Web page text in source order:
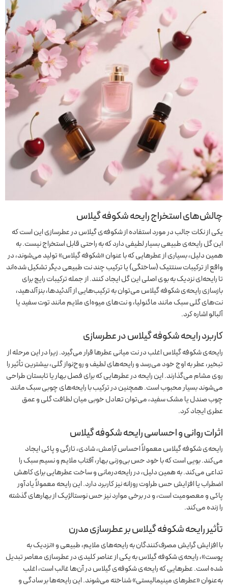
چالش‌های استخراج رایحه شکوفه گیلاس
یکی از نکات جالب در مورد استفاده از شکوفه‌ی گیلاس در عطرسازی این است که
این گل رایحه‌ی طبیعی بسیار لطیفی دارد که به راحتی قابل استخراج نیست. به
همین دلیل، بسیاری از عطرهایی که با عنوان «شکوفه گیلاس» تولید می‌شوند، در
واقع از ترکیبات سنتتیک (ساختگی) یا ترکیب چند نت طبیعی دیگر تشکیل شده‌اند
تا رایحه‌ای نزدیک به بوی اصلی این گل ایجاد کنند. از جمله ترکیبات رایج برای
بازسازی رایحه‌ی شکوفه گیلاس می‌توان به ترکیب‌هایی از آلدئیدها، بنزآلدهید،
نت‌های گلی سبک مانند ماگنولیا، و نت‌های میوه‌ای ملایم مانند توت سفید یا
آلبالو اشاره کرد.
کاربرد رایحه شکوفه گیلاس در عطرسازی
رایحه‌ی شکوفه گیلاس اغلب در نت میانی عطرها قرار می‌گیرد. زیرا در این مرحله از
تبخیر، عطر به اوج خود می‌رسد و رایحه‌های لطیف و روح‌نواز گلی، بیشترین تأثیر را
روی مشام می‌گذارند. این رایحه در عطرهایی که برای فصل بهار یا تابستان طراحی
می‌شوند بسیار محبوب است. همچنین در ترکیب با رایحه‌های چوبی سبک مانند
چوب صندل یا مشک سفید، می‌توان تعادل خوبی میان لطافت گلی و عمق
عطری ایجاد کرد.
اثرات روانی و احساسی رایحه شکوفه گیلاس
رایحه‌ی شکوفه گیلاس معمولاً احساس آرامش، شادی، تازگی و پاکی ایجاد
می‌کند. بویی است که با خود حس بی‌وزنی بهار، آفتاب ملایم و نسیم سبک را
تداعی می‌کند. به همین دلیل، در رایحه‌درمانی و ساخت عطرهایی برای کاهش
اضطراب یا افزایش حس طراوت روزانه نیز کاربرد دارد. این رایحه معمولاً یادآور
پاکی و معصومیت است، و در برخی موارد نیز حس نوستالژیک از بهارهای گذشته
را زنده می‌کند.
تأثیر رایحه شکوفه گیلاس بر عطرسازی مدرن
با افزایش گرایش مصرف‌کنندگان به رایحه‌های ملایم، طبیعی و «نزدیک به
پوست»، رایحه‌ی شکوفه گیلاس به یکی از عناصر کلیدی در عطرسازی معاصر تبدیل
شده است. عطرهایی که رایحه‌ی شکوفه‌ی گیلاس در آن‌ها غالب است، اغلب
به‌عنوان «عطرهای مینیمالیستی» شناخته می‌شوند. این رایحه‌ها بر سادگی و